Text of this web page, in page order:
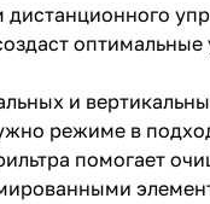
и
режиме в
помогает